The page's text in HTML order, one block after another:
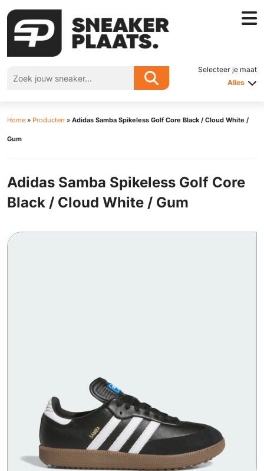
Selecteer je maat
Alles
Home » Producten » Adidas Samba Spikeless Golf Core Black / Cloud White /
Gum
Adidas Samba Spikeless Golf Core
Black / Cloud White / Gum